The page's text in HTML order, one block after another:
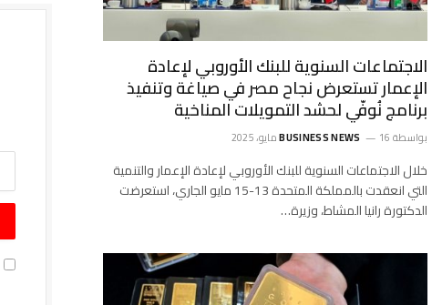
الاجتماعات السنوية للبنك الأوروبي لإعادة
الإعمار تستعرض نجاح مصر في صياغة وتنفيذ
برنامج نُوفّي لحشد التمويلات المناخية
بواسطة BUSINESS NEWS 16 مايو، 2025
خلال الاجتماعات السنوية للبنك الأوروبي لإعادة الإعمار والتنمية
التي انعقدت بالمملكة المتحدة 13-15 مايو الجاري، استعرضت
الدكتورة رانيا المشاط، وزيرة…